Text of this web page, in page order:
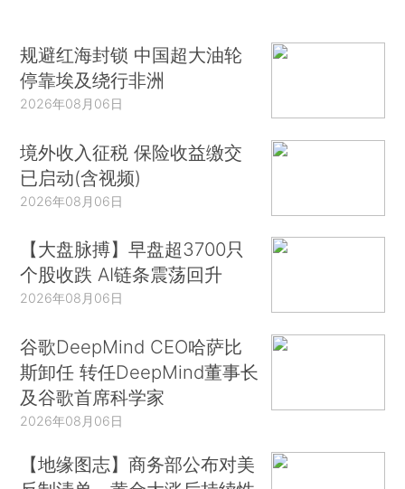
规避红海封锁 中国超大油轮
停靠埃及绕行非洲
2026年08月06日
境外收入征税 保险收益缴交
已启动(含视频)
2026年08月06日
【大盘脉搏】早盘超3700只
个股收跌 AI链条震荡回升
2026年08月06日
谷歌DeepMind CEO哈萨比
斯卸任 转任DeepMind董事长
及谷歌首席科学家
2026年08月06日
【地缘图志】商务部公布对美